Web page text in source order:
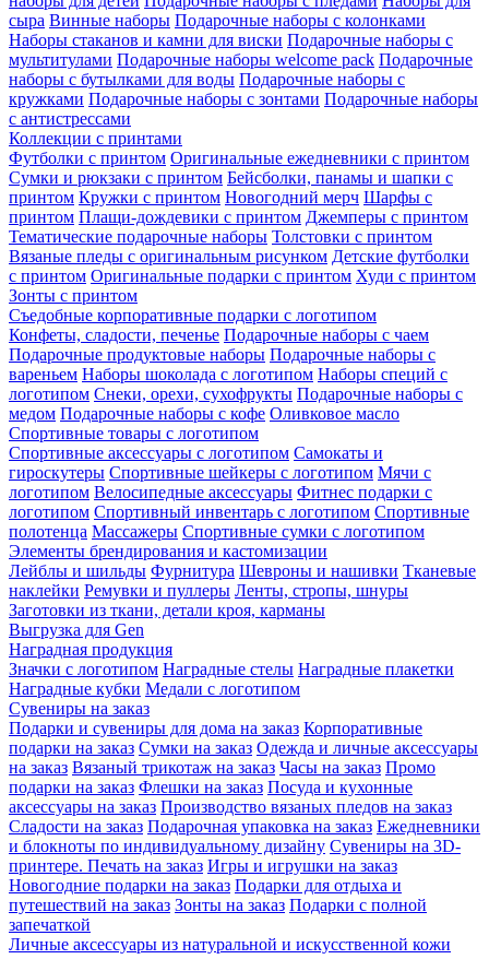
сыра Винные наборы Подарочные наборы с колонками
Наборы стаканов и камни для виски Подарочные наборы с
мультитулами Подарочные наборы welcome pack Подарочные
наборы с бутылками для воды Подарочные наборы с
кружками Подарочные наборы с зонтами Подарочные наборы
с антистрессами
Коллекции с принтами
Футболки с принтом Оригинальные ежедневники с принтом
Сумки и рюкзаки с принтом Бейсболки, панамы и шапки с
принтом Кружки с принтом Новогодний мерч Шарфы с
принтом Плащи-дождевики с принтом Джемперы с принтом
Тематические подарочные наборы Толстовки с принтом
Вязаные пледы с оригинальным рисунком Детские футболки
с принтом Оригинальные подарки с принтом Худи с принтом
Зонты с принтом
Съедобные корпоративные подарки с логотипом
Конфеты, сладости, печенье Подарочные наборы с чаем
Подарочные продуктовые наборы Подарочные наборы с
вареньем Наборы шоколада с логотипом Наборы специй с
логотипом Снеки, орехи, сухофрукты Подарочные наборы с
медом Подарочные наборы с кофе Оливковое масло
Спортивные товары с логотипом
Спортивные аксессуары с логотипом Самокаты и
гироскутеры Спортивные шейкеры с логотипом Мячи с
логотипом Велосипедные аксессуары Фитнес подарки с
логотипом Спортивный инвентарь с логотипом Спортивные
полотенца Массажеры Спортивные сумки с логотипом
Элементы брендирования и кастомизации
Лейблы и шильды Фурнитура Шевроны и нашивки Тканевые
наклейки Ремувки и пуллеры Ленты, стропы, шнуры
Заготовки из ткани, детали кроя, карманы
Выгрузка для Gen
Наградная продукция
Значки с логотипом Наградные стелы Наградные плакетки
Наградные кубки Медали с логотипом
Сувениры на заказ
Подарки и сувениры для дома на заказ Корпоративные
подарки на заказ Сумки на заказ Одежда и личные аксессуары
на заказ Вязаный трикотаж на заказ Часы на заказ Промо
подарки на заказ Флешки на заказ Посуда и кухонные
аксессуары на заказ Производство вязаных пледов на заказ
Сладости на заказ Подарочная упаковка на заказ Ежедневники
и блокноты по индивидуальному дизайну Сувениры на 3D-
принтере. Печать на заказ Игры и игрушки на заказ
Новогодние подарки на заказ Подарки для отдыха и
путешествий на заказ Зонты на заказ Подарки с полной
запечаткой
Личные аксессуары из натуральной и искусственной кожи